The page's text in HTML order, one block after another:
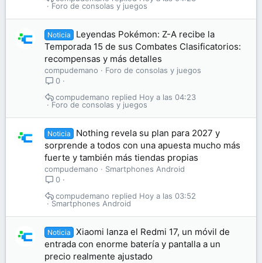
Foro de consolas y juegos
Noticia
Leyendas Pokémon: Z-A recibe la
Temporada 15 de sus Combates Clasificatorios:
recompensas y más detalles
compudemano
Foro de consolas y juegos
0
Foro de consolas y juegos
Hoy a las 04:23
compudemano
Noticia
Nothing revela su plan para 2027 y
sorprende a todos con una apuesta mucho más
fuerte y también más tiendas propias
compudemano
Smartphones Android
0
Smartphones Android
Hoy a las 03:52
compudemano
Noticia
Xiaomi lanza el Redmi 17, un móvil de
entrada con enorme batería y pantalla a un
precio realmente ajustado